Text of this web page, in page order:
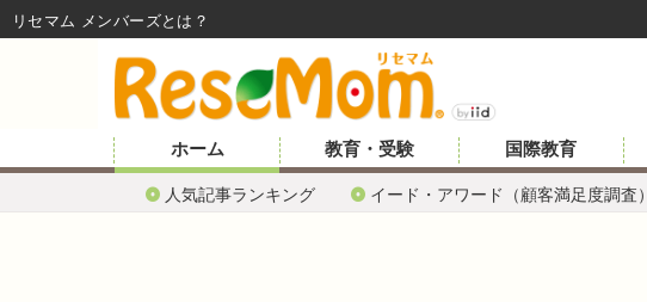
ホーム
人気記事ランキング イード・アワード（顧客満足度調査）
教育・受験 国際教育
リセマム メンバーズ